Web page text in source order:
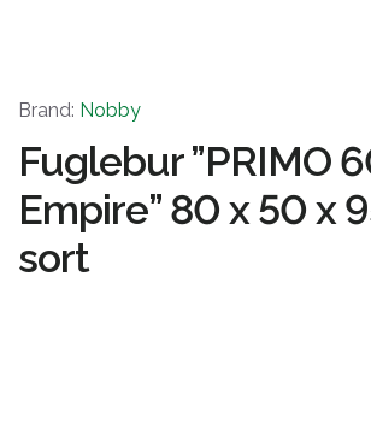
Brand: Nobby
Fuglebur ”PRIMO
Empire” 80 x 50 x
sort